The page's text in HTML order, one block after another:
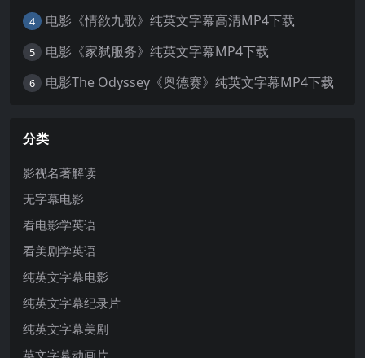
4 电影《情欲九歌》纯英文字幕高清MP4下载
5 电影《家弑服务》纯英文字幕MP4下载
6 电影The Odyssey《奥德赛》纯英文字幕MP4下载
分类
影视名著解读
无字幕电影
看电影学英语
看美剧学英语
纯英文字幕电影
纯英文字幕纪录片
纯英文字幕美剧
英文字幕动画片